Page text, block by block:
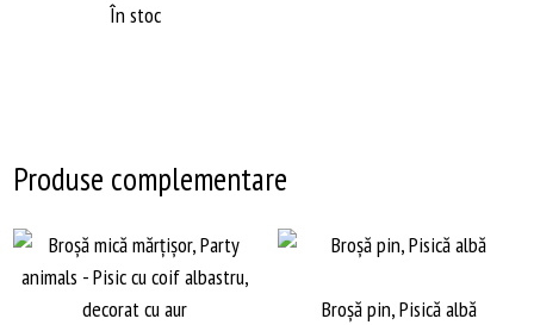
În stoc
Produse complementare
Broşă pin, Pisică albă